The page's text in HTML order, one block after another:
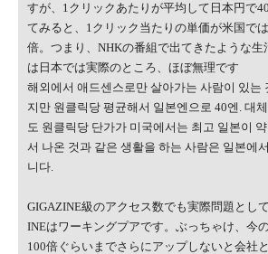
すが、1クリックあたりが平均して日本円で
てみると、1クリック当たりの単価が米国で
倍。つまり、NHKの番組で出てきたような
は日本では実際のところ、ほぼ無理です
해외에서 애드센스로만 살아가는 사람이 있는
지만 원클릭당 평균해서 일본엔으로 40엔. 대
도 원클릭당 단가가 미국에서는 최고 일본이
서 나온 것과 같은 생활을 하는 사람은 일본에
니다.
GIGAZINE級のアクセス数でも実際問題とし
INEはワーキングプアです。ぶっちゃけ、今
100倍ぐらいまでさらにアップしないと会社